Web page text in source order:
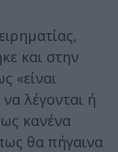
και στην
«είναι
λέγονται ή
κανένα
θα πήγαινα